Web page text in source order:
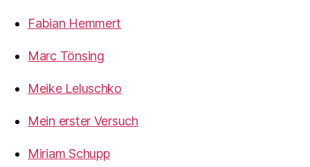
Fabian Hemmert
Marc Tönsing
Meike Leluschko
Mein erster Versuch
Miriam Schupp